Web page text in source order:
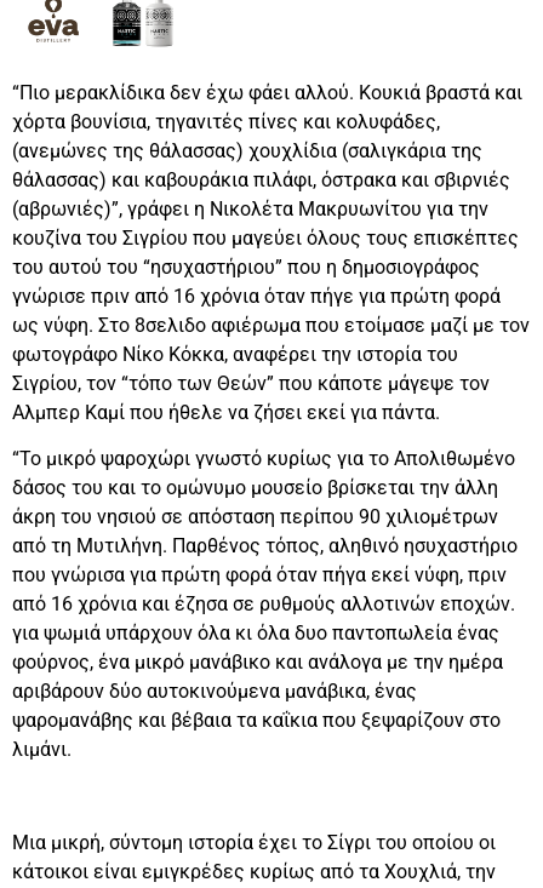
“Πιο μερακλίδικα δεν έχω φάει αλλού. Κουκιά βραστά και
χόρτα βουνίσια, τηγανιτές πίνες και κολυφάδες,
(ανεμώνες της θάλασσας) χουχλίδια (σαλιγκάρια της
θάλασσας) και καβουράκια πιλάφι, όστρακα και σβιρνιές
(αβρωνιές)”, γράφει η Νικολέτα Μακρυωνίτου για την
κουζίνα του Σιγρίου που μαγεύει όλους τους επισκέπτες
του αυτού του “ησυχαστήριου” που η δημοσιογράφος
γνώρισε πριν από 16 χρόνια όταν πήγε για πρώτη φορά
ως νύφη. Στο 8σελιδο αφιέρωμα που ετοίμασε μαζί με τον
φωτογράφο Νίκο Κόκκα, αναφέρει την ιστορία του
Σιγρίου, τον “τόπο των Θεών” που κάποτε μάγεψε τον
Αλμπερ Καμί που ήθελε να ζήσει εκεί για πάντα.
“Το μικρό ψαροχώρι γνωστό κυρίως για το Απολιθωμένο
δάσος του και το ομώνυμο μουσείο βρίσκεται την άλλη
άκρη του νησιού σε απόσταση περίπου 90 χιλιομέτρων
από τη Μυτιλήνη. Παρθένος τόπος, αληθινό ησυχαστήριο
που γνώρισα για πρώτη φορά όταν πήγα εκεί νύφη, πριν
από 16 χρόνια και έζησα σε ρυθμούς αλλοτινών εποχών.
για ψωμιά υπάρχουν όλα κι όλα δυο παντοπωλεία ένας
φούρνος, ένα μικρό μανάβικο και ανάλογα με την ημέρα
αριβάρουν δύο αυτοκινούμενα μανάβικα, ένας
ψαρομανάβης και βέβαια τα καΐκια που ξεψαρίζουν στο
λιμάνι.
Μια μικρή, σύντομη ιστορία έχει το Σίγρι του οποίου οι
κάτοικοι είναι εμιγκρέδες κυρίως από τα Χουχλιά, την